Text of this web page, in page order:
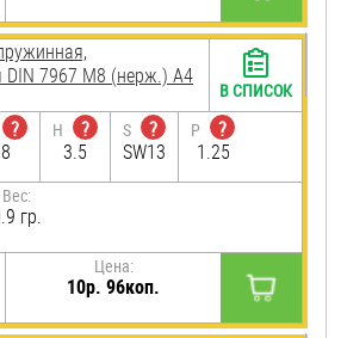
DIN 7967 М8 (нерж.) A4
?
8
H
?
3.5
S
?
SW13
P
?
1.25
Вес:
гр.
Цена:
10р. 96коп.
В СПИСОК